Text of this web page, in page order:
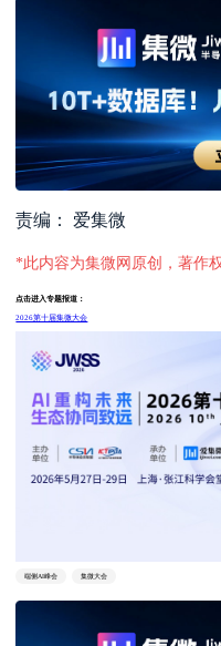
责编： 爱集微
*此内容为集微网原创，著作
点击进入专题报道：
2026第十届集微大会
端侧AI峰会 集微大会